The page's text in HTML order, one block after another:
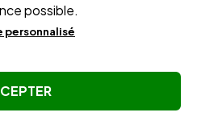
possible.
personnalisé